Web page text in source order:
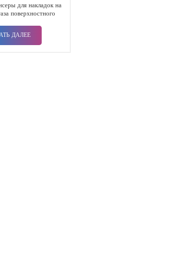
для накладок на
поверхностного
ДАЛЕЕ